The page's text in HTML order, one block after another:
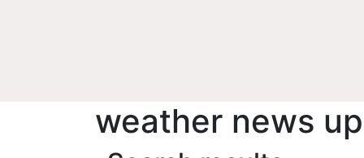
weather news